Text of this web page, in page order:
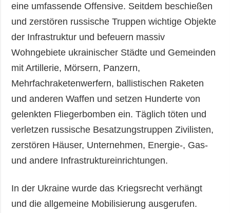
eine umfassende Offensive. Seitdem beschießen
und zerstören russische Truppen wichtige Objekte
der Infrastruktur und befeuern massiv
Wohngebiete ukrainischer Städte und Gemeinden
mit Artillerie, Mörsern, Panzern,
Mehrfachraketenwerfern, ballistischen Raketen
und anderen Waffen und setzen Hunderte von
gelenkten Fliegerbomben ein. Täglich töten und
verletzen russische Besatzungstruppen Zivilisten,
zerstören Häuser, Unternehmen, Energie-, Gas-
und andere Infrastruktureinrichtungen.
In der Ukraine wurde das Kriegsrecht verhängt
und die allgemeine Mobilisierung ausgerufen.